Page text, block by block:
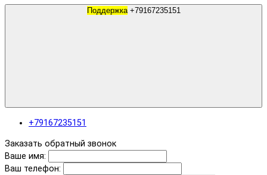
Поддержка +79167235151
+79167235151
Заказать обратный звонок
Ваше имя:
Ваш телефон: